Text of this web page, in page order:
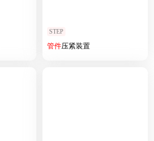
STEP
管件压紧装置